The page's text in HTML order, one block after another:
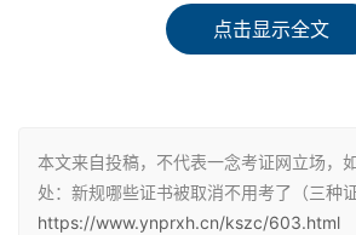
改善自己的工作环境和
这三种证书或将被取消，不要浪费
点击显示全文
本文来自投稿，不代表一念考证网立场，
处：新规哪些证书被取消不用考了（三种
https://www.ynprxh.cn/kszc/603.html